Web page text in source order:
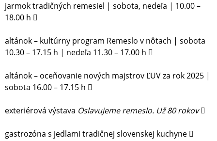
jarmok tradičných remesiel | sobota, nedeľa | 10.00 –
18.00 h 
altánok – kultúrny program Remeslo v nôtach | sobota
10.30 – 17.15 h | nedeľa 11.30 – 17.00 h 
altánok – oceňovanie nových majstrov ĽUV za rok 2025 |
sobota 16.00 – 17.15 h 
exteriérová výstava Oslavujeme remeslo. Už 80 rokov 
gastrozóna s jedlami tradičnej slovenskej kuchyne 